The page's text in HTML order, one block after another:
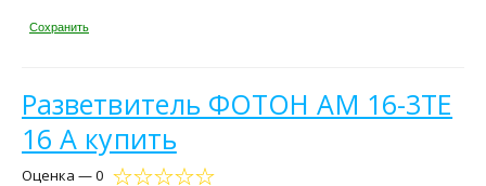
Сохранить
Разветвитель ФОТОН АМ 16-3ТЕ
16 А купить
Оценка — 0